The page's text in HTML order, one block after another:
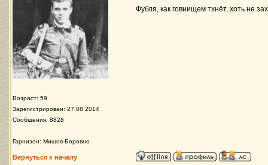
Возраст: 59
Зарегистрирован: 27.08.2014
Сообщения: 8828
Гарнизон: Мишов-Боровно
Фубля, как говнищем тхнёт, хоть не
Вернуться к началу